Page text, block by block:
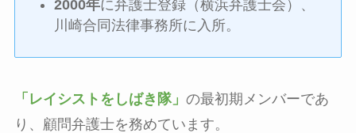
2000年に弁護士登録（横浜弁護士会）、
川崎合同法律事務所に入所。
「レイシストをしばき隊」 の最初期メンバーであ
り、顧問弁護士を務めています。